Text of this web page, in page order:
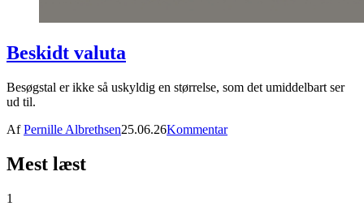
Beskidt valuta
Besøgstal er ikke så uskyldig en størrelse, som det umiddelbart ser
ud til.
AfPernille Albrethsen25.06.26Kommentar
Mest læst
1